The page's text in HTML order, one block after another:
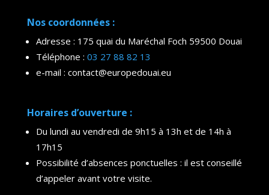
Nos coordonnées :
Adresse : 175 quai du Maréchal Foch 59500 Douai
Téléphone : 03 27 88 82 13
e-mail : contact@europedouai.eu
Horaires d’ouverture :
Du lundi au vendredi de 9h15 à 13h et de 14h à
17h15
Possibilité d’absences ponctuelles : il est conseillé
d’appeler avant votre visite.